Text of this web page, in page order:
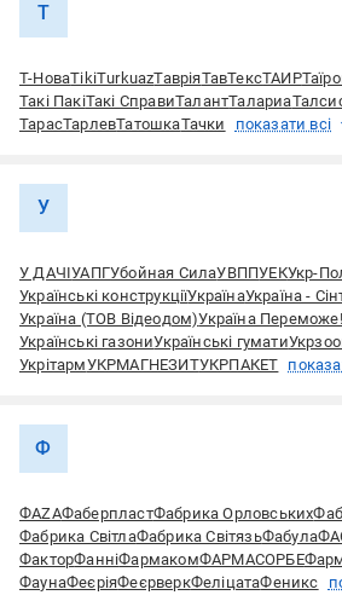
Т
Т-НоваТikiТurkuazТавріяТавТексТАИР
Такі ПакіТакі СправиТалантТалариа
ТарасТарлевТатошкаТачки показати всі
У
У ДАЧІУАПГУбойная СилаУВППУЕКУкр-
Українські конструкціїУкраїнаУкраїна -
Україна (ТОВ Відеодом)Україна Переможе!
Українські газониУкраїнські гумати
УкрітармУКРМАГНЕЗИТУКРПАКЕТ
Ф
ФАZАФаберпластФабрика Орловських
Фабрика СвітлаФабрика СвітязьФабула
ФакторФанніФармакомФАРМАСОРБЕ
ФаунаФеєріяФеєрверкФеліцатаФеникс